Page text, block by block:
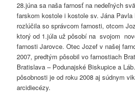
28.júna sa naša farnosť na nedeľných
farskom kostole i kostole sv. Jána Pavla
rozlúčila so správcom farnosti, otcom
ktorý od 1.júla už pôsobí na svojom
farnosti Jarovce. Otec Jozef v našej
2007, predtým pôsobil vo farnostiach
Bratislava – Podunajské Biskupice a
pôsobnosti je od roku 2008 aj súdnym
arcidiecézy.